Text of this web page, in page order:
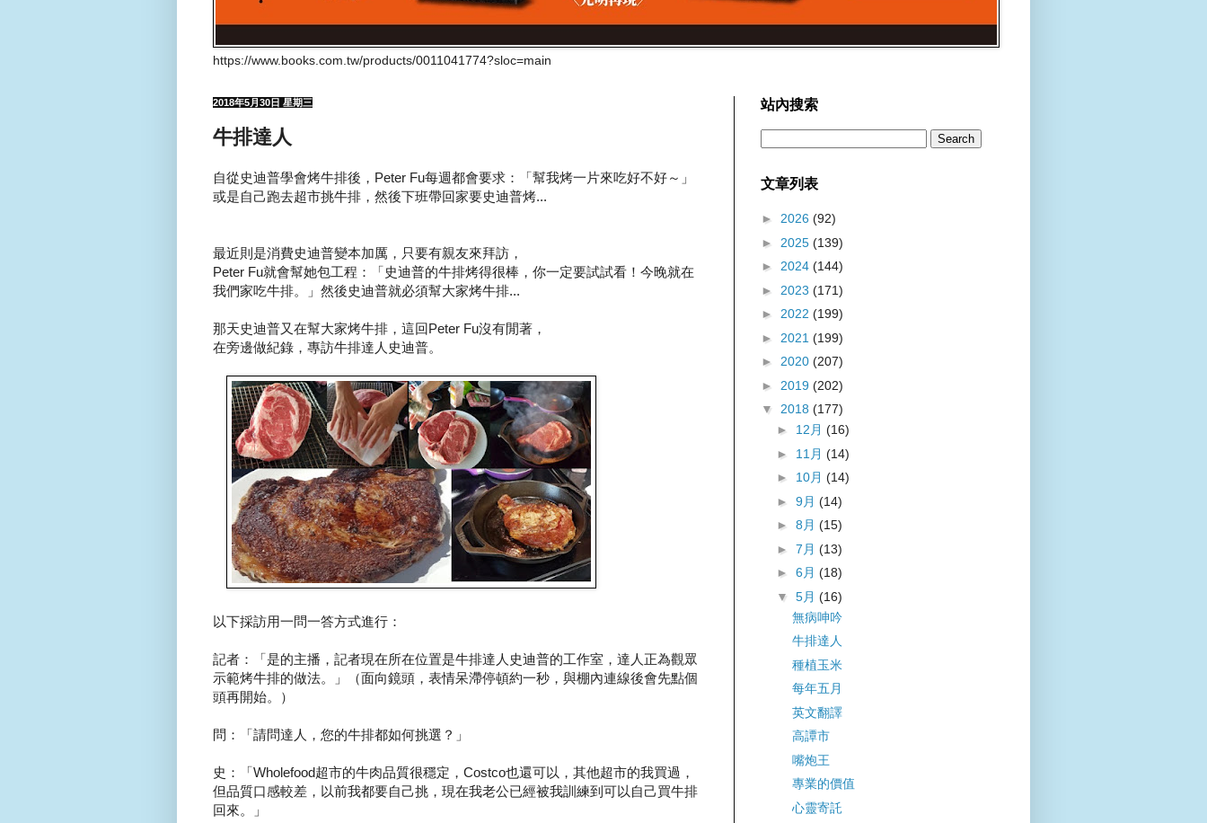
https://www.books.com.tw/products/0011041774?sloc=main
2018年5月30日 星期三
牛排達人
自從史迪普學會烤牛排後，Peter Fu每週都會要求：「幫我烤一片來吃好不好～」
或是自己跑去超市挑牛排，然後下班帶回家要史迪普烤...
最近則是消費史迪普變本加厲，只要有親友來拜訪，
Peter Fu就會幫她包工程：「史迪普的牛排烤得很棒，你一定要試試看！今晚就在
我們家吃牛排。」然後史迪普就必須幫大家烤牛排...
那天史迪普又在幫大家烤牛排，這回Peter Fu沒有閒著，
在旁邊做紀錄，專訪牛排達人史迪普。
以下採訪用一問一答方式進行：
記者：「是的主播，記者現在所在位置是牛排達人史迪普的工作室，達人正為觀眾
示範烤牛排的做法。」（面向鏡頭，表情呆滯停頓約一秒，與棚內連線後會先點個
頭再開始。）
問：「請問達人，您的牛排都如何挑選？」
史：「Wholefood超市的牛肉品質很穩定，Costco也還可以，其他超市的我買過，
但品質口感較差，以前我都要自己挑，現在我老公已經被我訓練到可以自己買牛排
回來。」
站內搜索
文章列表
► 2026 (92)
► 2025 (139)
► 2024 (144)
► 2023 (171)
► 2022 (199)
► 2021 (199)
► 2020 (207)
► 2019 (202)
▼ 2018 (177)
► 12月 (16)
► 11月 (14)
► 10月 (14)
► 9月 (14)
► 8月 (15)
► 7月 (13)
► 6月 (18)
▼ 5月 (16)
無病呻吟
牛排達人
種植玉米
每年五月
英文翻譯
高譚市
嘴炮王
專業的價值
心靈寄託